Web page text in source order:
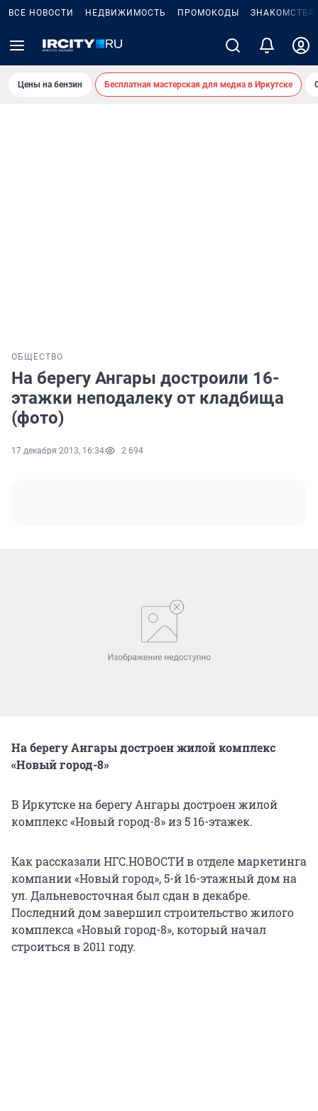
ВСЕ НОВОСТИ НЕДВИЖИМОСТЬ ПРОМОКОДЫ ЗНАКОМСТВА
Цены на бензин Бесплатная мастерская для медиа в Иркутске
ОБЩЕСТВО
На берегу Ангары достроили 16-
этажки неподалеку от кладбища
(фото)
17 декабря 2013, 16:34 2 694
На берегу Ангары достроен жилой комплекс
«Новый город-8»
В Иркутске на берегу Ангары достроен жилой
комплекс «Новый город-8» из 5 16-этажек.
Как рассказали НГС.НОВОСТИ в отделе маркетинга
компании «Новый город», 5-й 16-этажный дом на
ул. Дальневосточная был сдан в декабре.
Последний дом завершил строительство жилого
комплекса «Новый город-8», который начал
строиться в 2011 году.